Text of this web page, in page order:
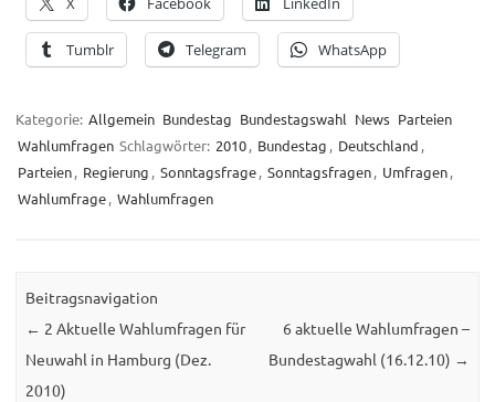
Tumblr Telegram WhatsApp
Kategorie: Allgemein Bundestag Bundestagswahl News Parteien
Wahlumfragen Schlagwörter: 2010, Bundestag , Deutschland ,
Parteien, Regierung , Sonntagsfrage, Sonntagsfragen, Umfragen,
Wahlumfrage, Wahlumfragen
Beitragsnavigation
← 2 Aktuelle Wahlumfragen für
Neuwahl in Hamburg (Dez.
2010)
6 aktuelle Wahlumfragen –
Bundestagwahl (16.12.10) →